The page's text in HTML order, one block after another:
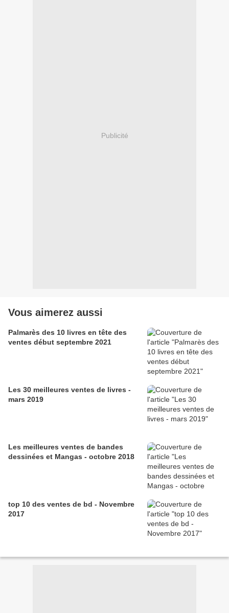
Publicité
Vous aimerez aussi
Palmarès des 10 livres en tête des
ventes début septembre 2021
Les 30 meilleures ventes de livres -
mars 2019
Les meilleures ventes de bandes
dessinées et Mangas - octobre 2018
top 10 des ventes de bd - Novembre
2017